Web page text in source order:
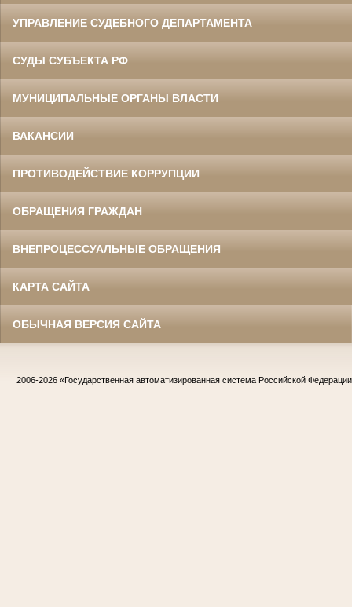
УПРАВЛЕНИЕ СУДЕБНОГО ДЕПАРТАМЕНТА
СУДЫ СУБЪЕКТА РФ
МУНИЦИПАЛЬНЫЕ ОРГАНЫ ВЛАСТИ
ВАКАНСИИ
ПРОТИВОДЕЙСТВИЕ КОРРУПЦИИ
ОБРАЩЕНИЯ ГРАЖДАН
ВНЕПРОЦЕССУАЛЬНЫЕ ОБРАЩЕНИЯ
КАРТА САЙТА
ОБЫЧНАЯ ВЕРСИЯ САЙТА
2006-2026 «Государственная автоматизированная система Российской